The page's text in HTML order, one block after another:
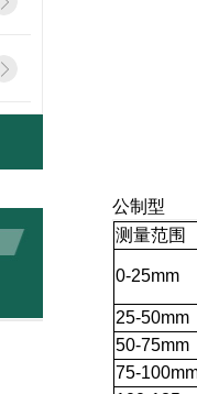
公制型
测量范围
0-25mm
25-50mm
50-75mm
75-